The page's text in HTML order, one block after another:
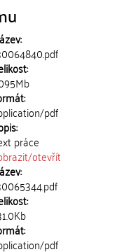
pdf
práce
otevřít
pdf